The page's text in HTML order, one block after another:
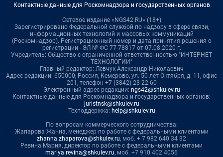
Контактные данные для Роскомнадзора и государственных органов
Сетевое издание «NGS42.RU» (18+)
Зарегистрировано Федеральной службой по надзору в сфере связи,
информационных технологий и массовых коммуникаций
(Роскомнадзор). Регистрационный номер и дата принятия решения о
регистрации - ЭЛ № ФС 77-78817 от 07.08.2020 г.
Учредитель: Общество с ограниченной ответственностью "ИНТЕРНЕТ
ТЕХНОЛОГИИ"
Главный редактор: Левчук Александр Николаевич
Адрес редакции: 650000, Россия, Кемерово, ул. 50 лет Октября, д. 11, офис
201, телефон +7 (3842) 23-22-60
Электронный адрес редакции: ngs42@shkulev.ru
Контактные данные для Роскомнадзора и государственных органов:
juristnsk@shkulev.ru
Техподдержка: help@shkulev.ru
По вопросам коммерческого сотрудничества:
Жапарова Жанна, менеджер по работе с федеральными клиентами
zhanna.zhaparova@shkulev.ru, моб. + 7 982 640 34 32
Ревина Мария, директор по работе с федеральными клиентами
mariya.revina@shkulev.ru, моб. +7 910 402 4056